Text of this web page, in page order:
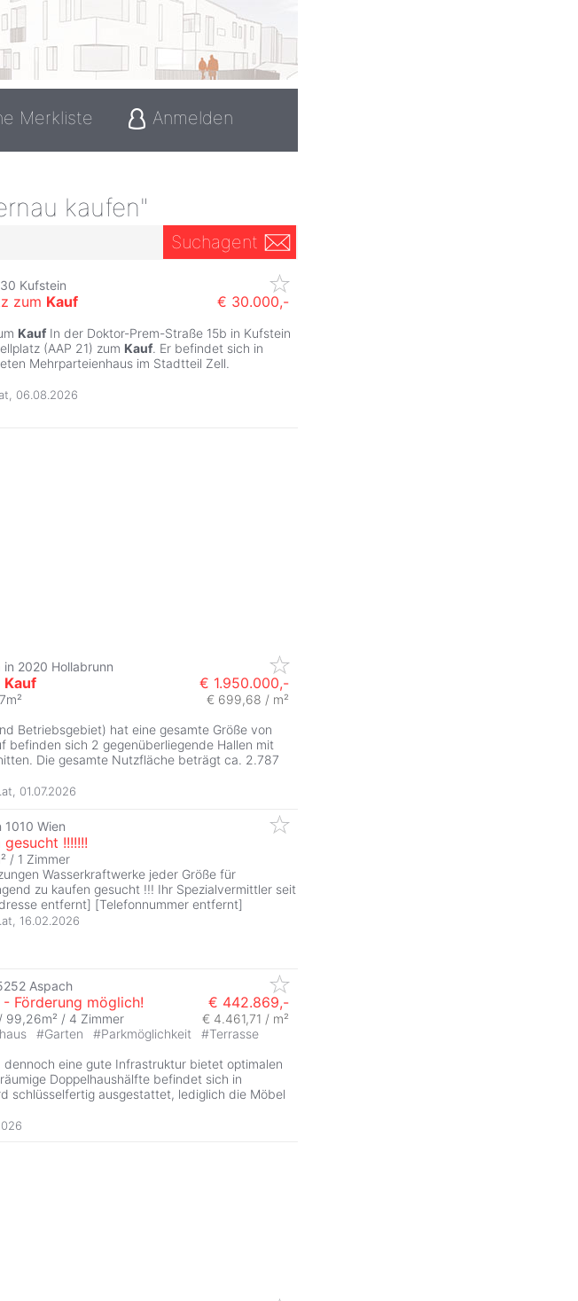
Merkliste Anmelden
kaufen"
Suchagent
Kufstein
zum Kauf € 30.000,-
Kauf In der Doktor-Prem-Straße 15b in Kufstein
(AAP 21) zum Kauf. Er befindet sich in
Mehrparteienhaus im Stadtteil Zell.
06.08.2026
in 2020 Hollabrunn
Kauf € 1.950.000,-
€ 699,68 / m²
Betriebsgebiet) hat eine gesamte Größe von
befinden sich 2 gegenüberliegende Hallen mit
Die gesamte Nutzfläche beträgt ca. 2.787
01.07.2026
1010 Wien
gesucht !!!!!!!
/ 1 Zimmer
Wasserkraftwerke jeder Größe für
zu kaufen gesucht !!! Ihr Spezialvermittler seit
entfernt] [Telefonnummer entfernt]
16.02.2026
Aspach
- Förderung möglich! € 442.869,-
99,26m² / 4 Zimmer € 4.461,71 / m²
#Garten #Parkmöglichkeit #Terrasse
dennoch eine gute Infrastruktur bietet optimalen
Doppelhaushälfte befindet sich in
schlüsselfertig ausgestattet, lediglich die Möbel